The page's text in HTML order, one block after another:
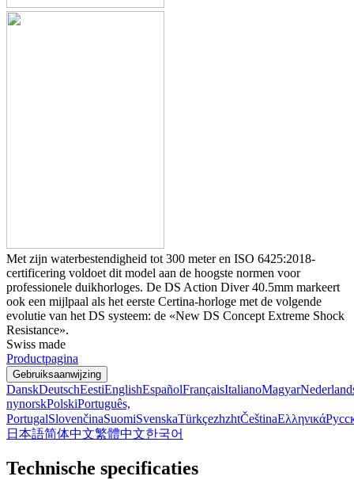
Met zijn waterbestendigheid tot 300 meter en ISO 6425:2018-
certificering voldoet dit model aan de hoogste normen voor
professionele duikhorloges. De DS Action Diver 40.5mm markeert
ook een mijlpaal als het eerste Certina-horloge met de volgende
evolutie van het DS systeem: de «New DS Concept Extreme Shock
Resistance».
Swiss made
Productpagina
Gebruiksaanwijzing
DanskDeutschEestiEnglishEspañolFrançaisItalianoMagyar
nynorskPolskiPortuguês,
PortugalSlovenčinaSuomiSvenskaTürkçezhzhtČeštinaΕλληνικά
日本語简体中文繁體中文한국어
Technische specificaties